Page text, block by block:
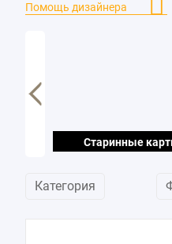
Помощь дизайнера
Старинные
Категория